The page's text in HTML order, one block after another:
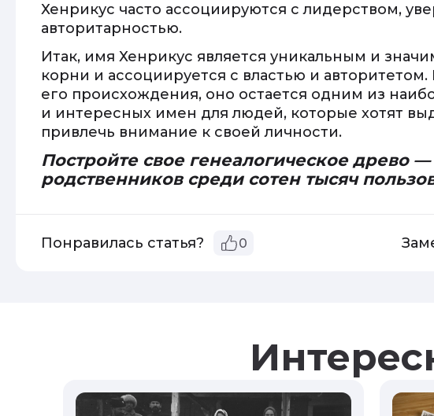
Хенрикус часто ассоциируются с лидерством,
авторитарностью.
Итак, имя Хенрикус является уникальным и
корни и ассоциируется с властью и
его происхождения, оно остается одним из
и интересных имен для людей, которые хотят
привлечь внимание к своей личности.
Постройте свое генеалогическое древо
родственников среди сотен тысяч
Понравилась статья? 0